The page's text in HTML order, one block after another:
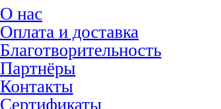
О нас
Оплата и доставка
Благотворительность
Партнёры
Контакты
Сертификаты